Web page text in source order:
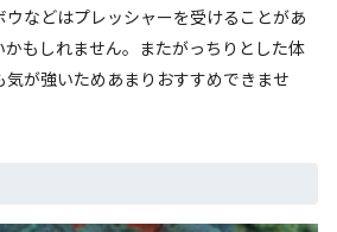
などはプレッシャーを受けることがあ
もしれません。またがっちりとした体
が強いためあまりおすすめできませ